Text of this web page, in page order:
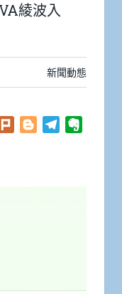
綾波入
新聞動態
Facebook
Plurk BloggerTelegram